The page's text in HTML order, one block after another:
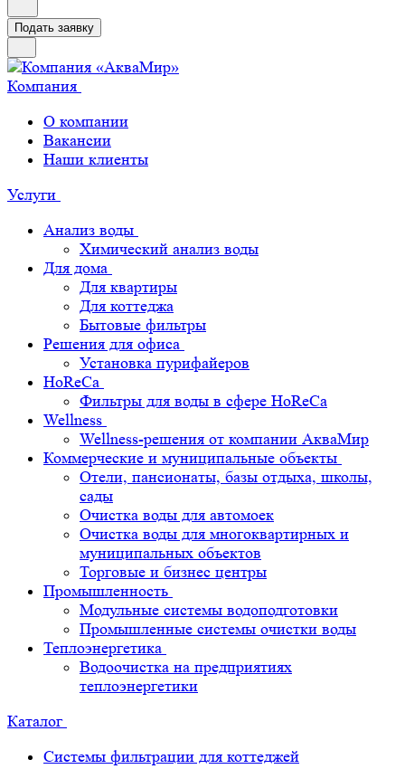
Подать заявку
Компания
О компании
Вакансии
Наши клиенты
Услуги
Анализ воды
Химический анализ воды
Для дома
Для квартиры
Для коттеджа
Бытовые фильтры
Решения для офиса
Установка пурифайеров
HoReCa
Фильтры для воды в сфере HoReCa
Wellness
Wellness-решения от компании АкваМир
Коммерческие и муниципальные объекты
Отели, пансионаты, базы отдыха, школы,
сады
Очистка воды для автомоек
Очистка воды для многоквартирных и
муниципальных объектов
Торговые и бизнес центры
Промышленность
Модульные системы водоподготовки
Промышленные системы очистки воды
Теплоэнергетика
Водоочистка на предприятиях
теплоэнергетики
Каталог
Системы фильтрации для коттеджей